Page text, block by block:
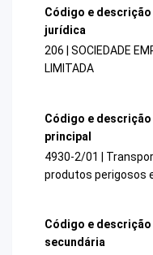
Código e
jurídica
206 | SOCIEDADE
LIMITADA
Código e
principal
4930-2/01 |
produtos perigosos
Código e
secundária